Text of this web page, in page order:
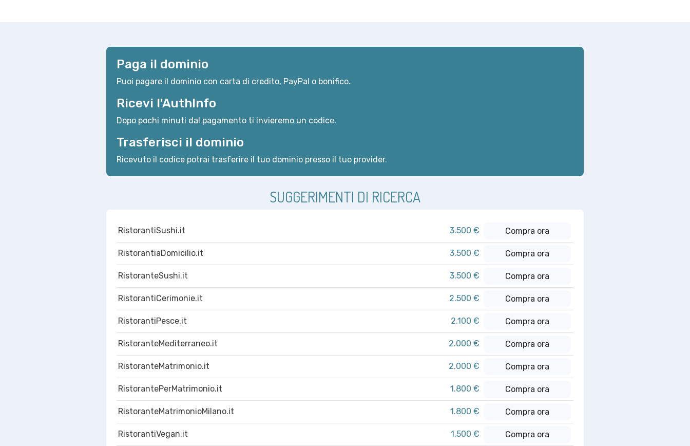
Paga il dominio
Puoi pagare il dominio con carta di credito, PayPal o bonifico.
Ricevi l'AuthInfo
Dopo pochi minuti dal pagamento ti invieremo un codice.
Trasferisci il dominio
Ricevuto il codice potrai trasferire il tuo dominio presso il tuo provider.
SUGGERIMENTI DI RICERCA
RistorantiSushi.it 3.500 € Compra ora
RistorantiaDomicilio.it 3.500 € Compra ora
RistoranteSushi.it 3.500 € Compra ora
RistorantiCerimonie.it 2.500 € Compra ora
RistorantiPesce.it 2.100 € Compra ora
RistoranteMediterraneo.it 2.000 € Compra ora
RistoranteMatrimonio.it 2.000 € Compra ora
RistorantePerMatrimonio.it 1.800 € Compra ora
RistoranteMatrimonioMilano.it 1.800 € Compra ora
RistorantiVegan.it 1.500 € Compra ora